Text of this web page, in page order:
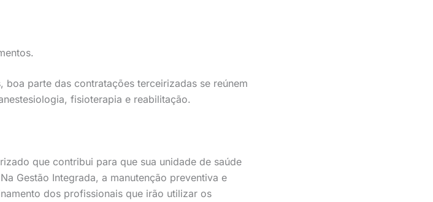
parte das contratações terceirizadas se reúnem
fisioterapia e reabilitação.
que contribui para que sua unidade de saúde
Gestão Integrada, a manutenção preventiva e
dos profissionais que irão utilizar os